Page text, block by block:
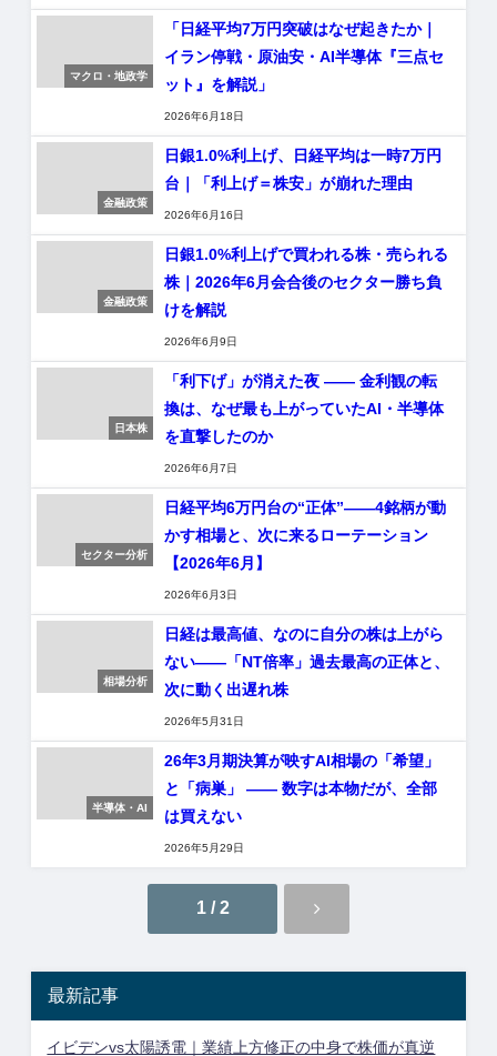
マクロ・地政学
「日経平均7万円突破はなぜ起きたか｜
イラン停戦・原油安・AI半導体『三点セ
ット』を解説」
2026年6月18日
金融政策
日銀1.0%利上げ、日経平均は一時7万円
台｜「利上げ＝株安」が崩れた理由
2026年6月16日
金融政策
日銀1.0%利上げで買われる株・売られる
株｜2026年6月会合後のセクター勝ち負
けを解説
2026年6月9日
日本株
「利下げ」が消えた夜 ―― 金利観の転
換は、なぜ最も上がっていたAI・半導体
を直撃したのか
2026年6月7日
セクター分析
日経平均6万円台の“正体”――4銘柄が動
かす相場と、次に来るローテーション
【2026年6月】
2026年6月3日
相場分析
日経は最高値、なのに自分の株は上がら
ない――「NT倍率」過去最高の正体と、
次に動く出遅れ株
2026年5月31日
半導体・AI
26年3月期決算が映すAI相場の「希望」
と「病巣」 ―― 数字は本物だが、全部
は買えない
2026年5月29日
1 / 2
最新記事
イビデンvs太陽誘電｜業績上方修正の中身で株価が真逆